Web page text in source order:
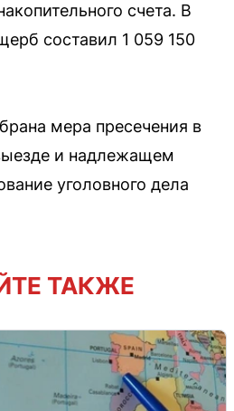
счета. В
составил 1 059 150
мера пресечения в
и надлежащем
уголовного дела
ТАКЖЕ